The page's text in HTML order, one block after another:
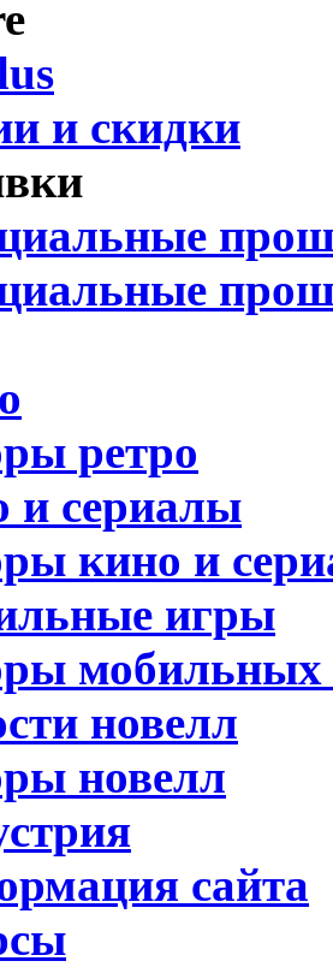
и скидки
ретро
и сериалы
кино и
игры
мобильных
новелл
новелл
сайта